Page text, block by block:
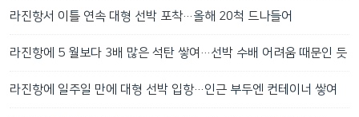
라진항서 이틀 연속 대형 선박 포착…올해 20척 드나들어
라진항에 5 월보다 3배 많은 석탄 쌓여…선박 수배 어려움 때문인 듯
라진항에 일주일 만에 대형 선박 입항…인근 부두엔 컨테이너 쌓여